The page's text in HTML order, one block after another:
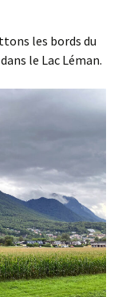
les bords du
le Lac Léman.